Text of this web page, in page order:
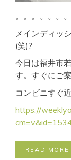
。。。。。。。
メインディッ
(笑)?
今日は福井市
す。すぐにご
コンビニすぐ
https://
READ MORE